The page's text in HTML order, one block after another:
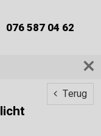
076 587 04 62
Terug